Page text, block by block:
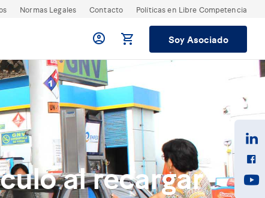
Normas Legales Contacto Políticas en Libre Competencia
Soy Asociado
al recargar